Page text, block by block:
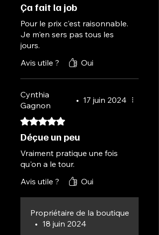
Ça fait la job
Pour le prix c'est raisonnable.
Je m'en sers pas tous les
jours.
Avis utile ?
Oui
Cynthia
Gagnon
• 17 juin 2024
Noté 5 sur 5.
Déçue un peu
Vraiment pratique une fois
qu'on a le tour.
Avis utile ?
Oui
Propriétaire de la boutique
• 18 juin 2024